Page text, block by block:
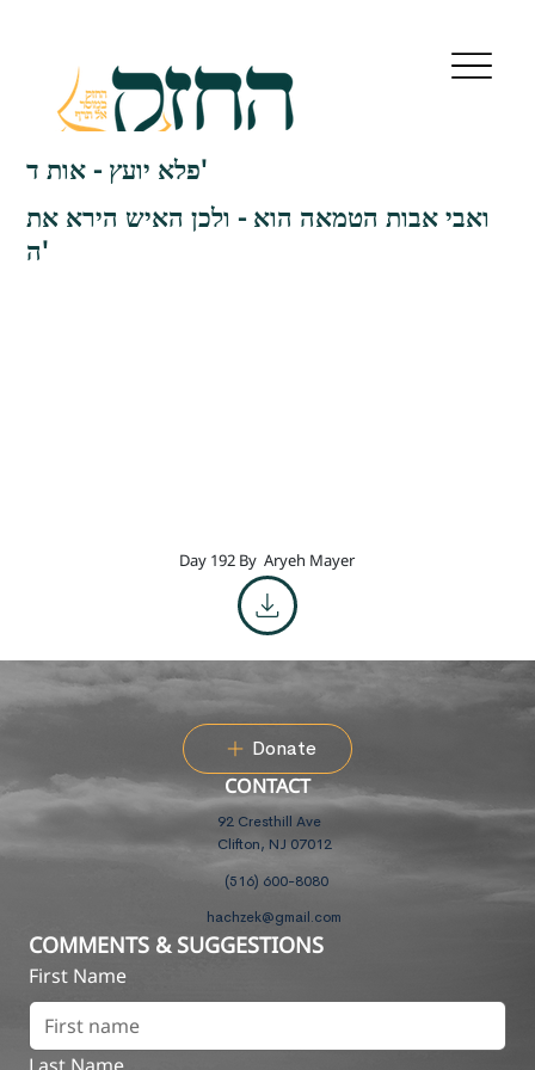
פלא יועץ - אות ד'
ואבי אבות הטמאה הוא - ולכן האיש הירא את
ה'
Day 192 By Aryeh Mayer
Donate
CONTACT
92 Cresthill Ave
Clifton, NJ 07012
(516) 600-8080
hachzek@gmail.com
COMMENTS & SUGGESTIONS
First Name